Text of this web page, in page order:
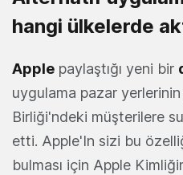
hangi ülkelerde
Apple paylaştığı yeni bir
uygulama pazar
Birliği'ndeki müşterilere
etti. Apple'In sizi bu
bulması için Apple